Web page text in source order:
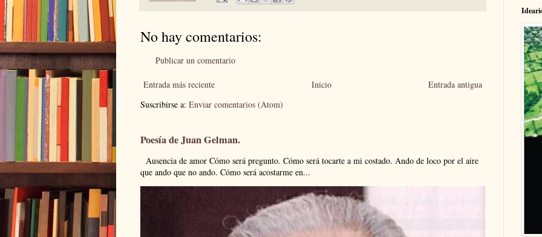
No hay comentarios:
Publicar un comentario
Entrada más reciente Entrada antigua
Inicio
Suscribirse a: Enviar comentarios (Atom)
Poesía de Juan Gelman.
Ausencia de amor Cómo será pregunto. Cómo será tocarte a mi costado. Ando de loco por el aire
que ando que no ando. Cómo será acostarme en...